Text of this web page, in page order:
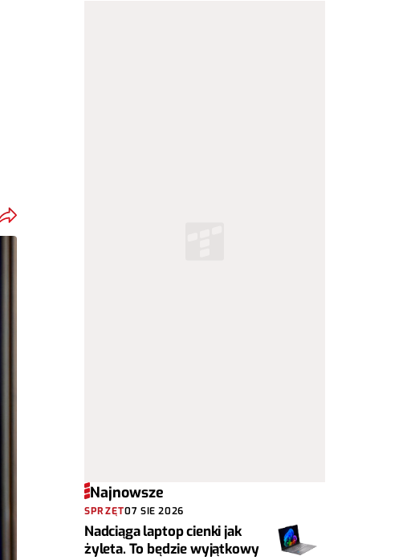
Najnowsze
SPRZĘT07 SIE 2026
Nadciąga laptop cienki jak
żyleta. To będzie wyjątkowy